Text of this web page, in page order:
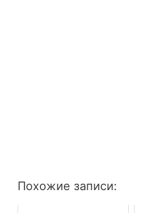
По­хо­жие за­пи­си: